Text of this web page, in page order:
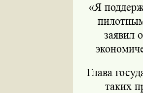
«Я
заявил
Глава
таких